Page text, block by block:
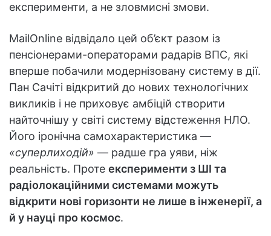
експерименти, а не зловмисні змови.
MailOnline відвідало цей об’єкт разом із
пенсіонерами-операторами радарів ВПС, які
вперше побачили модернізовану систему в дії.
Пан Сачіті відкритий до нових технологічних
викликів і не приховує амбіцій створити
найточнішу у світі систему відстеження НЛО.
Його іронічна самохарактеристика —
«суперлиходій» — радше гра уяви, ніж
реальність. Проте експерименти з ШІ та
радіолокаційними системами можуть
відкрити нові горизонти не лише в інженерії, а
й у науці про космос.